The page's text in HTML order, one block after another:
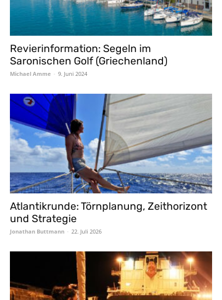
Revierinformation: Segeln im
Saronischen Golf (Griechenland)
Michael Amme - 9. Juni 2024
Atlantikrunde: Törnplanung, Zeithorizont
und Strategie
Jonathan Buttmann - 22. Juli 2026